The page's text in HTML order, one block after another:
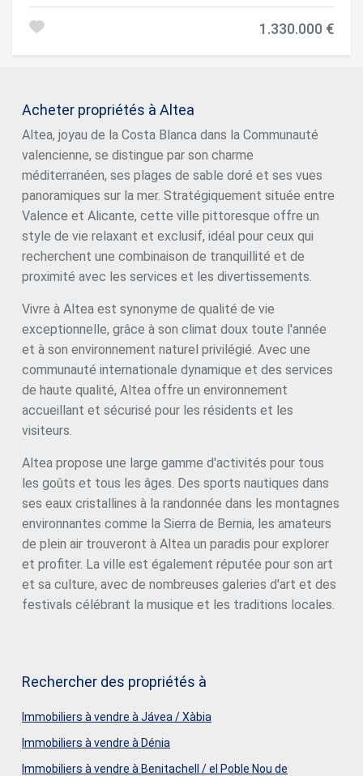
résidentiel de 20 appartements de luxe conçu pour
jetée, idéal pour ceux qui apprécient la tranquillité et le
neuf, actuellement en construction, a une superficie
construite de 183 m² et des vues panoramiques
spectaculaires à 180º sur la mer, qui vous envelopperont
dans une atmosphère de calme et de sophistication.
L'architecture s'ouvre sur le paysage à travers de grandes
surfaces vitrées, intégrant le bleu de la Méditerranée dans
chaque pièce. L'intérieur a été soigneusement conçu pour
avec cuisine ouverte, deux chambres, deux salles de bains
(dont une en suite), deux places de garage privées
des détails contemporains font de cette maison une uvre
d'art habitable. De sa terrasse suspendue au-dessus de
l'horizon, vous pourrez observer les couleurs changeantes
du lever et du coucher du soleil, entouré d'une technologie
de pointe et d'un confort maximal. Le style moderne
d'Altea Sense se reflète également dans ses espaces
piscine intérieure chauffée, spa, club social, espace pour
enfants, jardins luxuriants et une piscine extérieure
pas seulement une maison : c'est une invitation à vivre la
Méditerranée avec intensité, élégance et authenticité. «
Plans purement illustratifs susceptibles de modifications
techniques, juridiques ou commerciales de la part de la
maîtrise d'ouvrage ou de l'autorité compétente. »
#ref:CBS573N
1.330.000 €
Acheter propriétés à Altea
Altea, joyau de la Costa Blanca dans la Communauté
valencienne, se distingue par son charme
méditerranéen, ses plages de sable doré et ses vues
panoramiques sur la mer. Stratégiquement située entre
Valence et Alicante, cette ville pittoresque offre un
style de vie relaxant et exclusif, idéal pour ceux qui
recherchent une combinaison de tranquillité et de
proximité avec les services et les divertissements.
Vivre à Altea est synonyme de qualité de vie
exceptionnelle, grâce à son climat doux toute l'année
et à son environnement naturel privilégié. Avec une
communauté internationale dynamique et des services
de haute qualité, Altea offre un environnement
accueillant et sécurisé pour les résidents et les
visiteurs.
Altea propose une large gamme d'activités pour tous
les goûts et tous les âges. Des sports nautiques dans
ses eaux cristallines à la randonnée dans les montagnes
environnantes comme la Sierra de Bernia, les amateurs
de plein air trouveront à Altea un paradis pour explorer
et profiter. La ville est également réputée pour son art
et sa culture, avec de nombreuses galeries d'art et des
festivals célébrant la musique et les traditions locales.
Rechercher des propriétés à
Immobiliers à vendre à Jávea / Xàbia
Immobiliers à vendre à Dénia
Immobiliers à vendre à Benitachell / el Poble Nou de